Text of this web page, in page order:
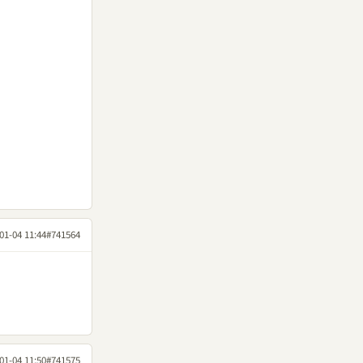
04 11:44#741564